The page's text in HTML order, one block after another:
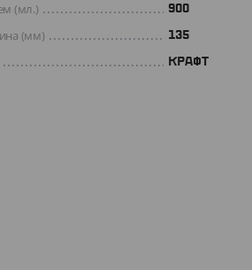
(мл.) 900
(мм) 135
КРАФТ